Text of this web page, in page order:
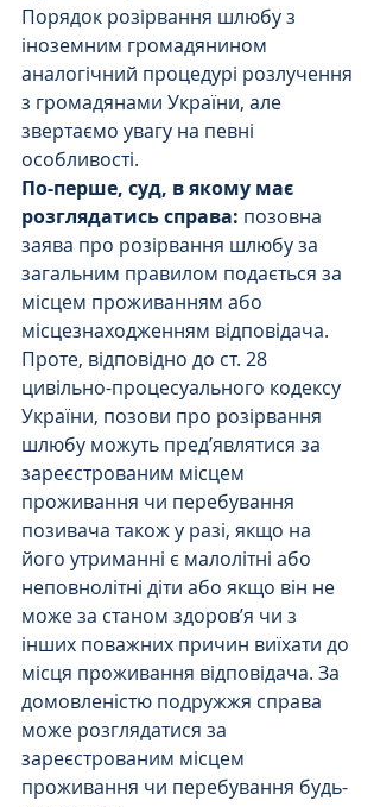
Порядок розірвання шлюбу з
іноземним громадянином
аналогічний процедурі розлучення
з громадянами України, але
звертаємо увагу на певні
особливості.
По-перше, суд, в якому має
розглядатись справа: позовна
заява про розірвання шлюбу за
загальним правилом подається за
місцем проживанням або
місцезнаходженням відповідача.
Проте, відповідно до ст. 28
цивільно-процесуального кодексу
України, позови про розірвання
шлюбу можуть пред’являтися за
зареєстрованим місцем
проживання чи перебування
позивача також у разі, якщо на
його утриманні є малолітні або
неповнолітні діти або якщо він не
може за станом здоров’я чи з
інших поважних причин виїхати до
місця проживання відповідача. За
домовленістю подружжя справа
може розглядатися за
зареєстрованим місцем
проживання чи перебування будь-